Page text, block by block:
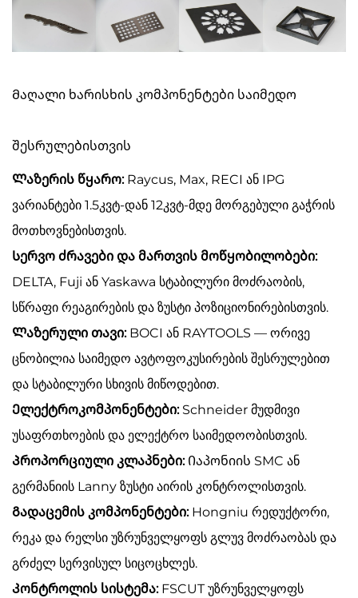
Მაღალი ხარისხის კომპონენტები საიმედო
შესრულებისთვის
Ლაზერის წყარო: Raycus, Max, RECI ან IPG
ვარიანტები 1.5კვტ-დან 12კვტ-მდე მორგებული გაჭრის
მოთხოვნებისთვის.
Სერვო ძრავები და მართვის მოწყობილობები:
DELTA, Fuji ან Yaskawa სტაბილური მოძრაობის,
სწრაფი რეაგირების და ზუსტი პოზიციონირებისთვის.
Ლაზერული თავი: BOCI ან RAYTOOLS — ორივე
ცნობილია საიმედო ავტოფოკუსირების შესრულებით
და სტაბილური სხივის მიწოდებით.
Ელექტროკომპონენტები: Schneider მუდმივი
უსაფრთხოების და ელექტრო საიმედოობისთვის.
Პროპორციული კლაპნები: Იაპონიის SMC ან
გერმანიის Lanny ზუსტი აირის კონტროლისთვის.
Გადაცემის კომპონენტები: Hongniu რედუქტორი,
რეკა და რელსი უზრუნველყოფს გლუვ მოძრაობას და
გრძელ სერვისულ სიცოცხლეს.
Კონტროლის სისტემა: FSCUT უზრუნველყოფს